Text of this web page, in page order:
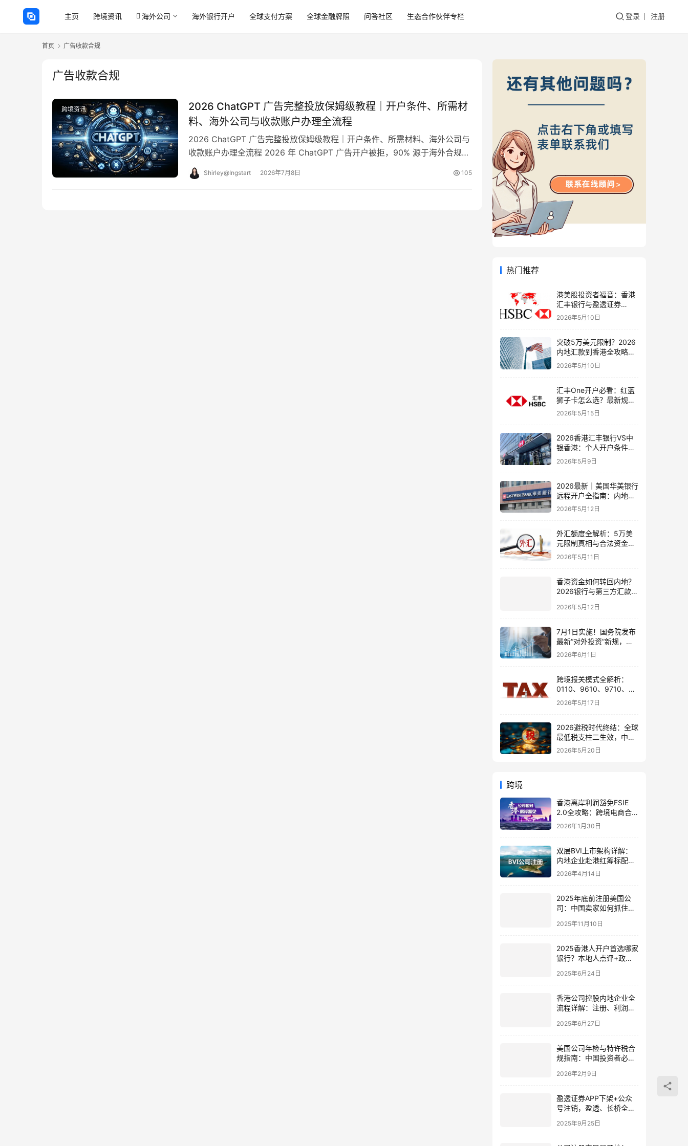
主页 跨境资讯 海外公司 海外银行开户 全球支付方案 全球金融牌照 问答社区 生态合作伙伴专栏 登录 注册
首页 广告收款合规
广告收款合规
跨境资讯
2026 ChatGPT 广告完整投放保姆级教程｜开户条件、所需材
料、海外公司与收款账户办理全流程
2026 ChatGPT 广告完整投放保姆级教程｜开户条件、所需材料、海外公司与
收款账户办理全流程 2026 年 ChatGPT 广告开户被拒，90% 源于海外合规架
构不达标：主体…
Shirley@Ingstart 2026年7月8日 105
热门推荐
港美股投资者福音：香港
汇丰银行与盈透证券
（IBKR）绑定入金全流
2026年5月10日
突破5万美元限制？2026
内地汇款到香港全攻略：
4种合法路径、手续费对
比与避坑指南
2026年5月10日
汇丰One开户必看：红蓝
狮子卡怎么选？最新规则
+补办攻略+5个避坑指南
2026年5月15日
2026香港汇丰银行VS中
银香港：个人开户条件、
费用、下户速度全方位对
比指南
2026年5月9日
2026最新｜美国华美银行
远程开户全指南：内地居
民足不出户办理美股与跨
2026年5月12日
外汇额度全解析：5万美
元限制真相与合法资金出
境通道
2026年5月11日
香港资金如何转回内地？
2026银行与第三方汇款全
2026年5月12日
7月1日实施！国务院发布
最新“对外投资”新规，炒
股、出海、海外资产配置
2026年6月1日
跨境报关模式全解析：
0110、9610、9710、
9810、1039、1210 的区
别与最佳应用场景
2026年5月17日
2026避税时代终结：全球
最低税支柱二生效，中国
企业家海外公司合规3大
2026年5月20日
跨境
香港离岸利润豁免FSIE
2.0全攻略：跨境电商合
规申请、核心材料与投资
者机遇
2026年1月30日
双层BVI上市架构详解：
内地企业赴港红筹标配，
附海外公司注册与银行开
2026年4月14日
2025年底前注册美国公
司：中国卖家如何抓住政
2025年11月10日
2025香港人开户首选哪家
银行？本地人点评+政策
2025年6月24日
香港公司控股内地企业全
流程详解：注册、利润回
2025年6月27日
美国公司年检与特许税合
规指南：中国投资者必须
2026年2月9日
盈透证券APP下架+公众
号注销，盈透、长桥全面
投资者何去何从？
2025年9月25日